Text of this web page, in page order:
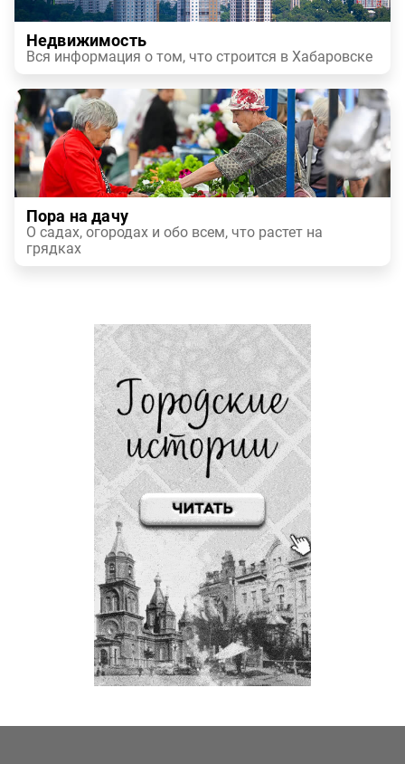
Недвижимость
Вся информация о том, что строится в Хабаровске
Пора на дачу
О садах, огородах и обо всем, что растет на
грядках